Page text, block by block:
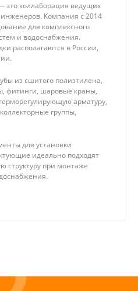
это коллаборация ведущих
Компания с 2014
для комплексного
и водоснабжения.
располагаются в России,
из сшитого полиэтилена,
фитинги, шаровые краны,
арматуру,
группы,
для установки
идеально подходят
структуру при монтаже